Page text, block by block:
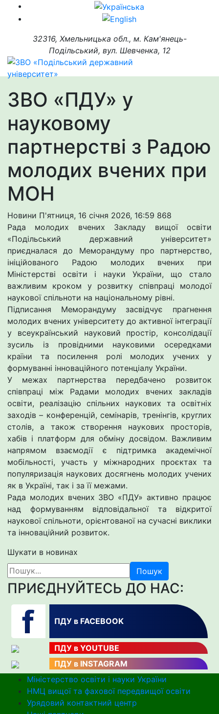
32316, Хмельницька обл., м. Кам'янець-
Подільський, вул. Шевченка, 12
ЗВО «ПДУ» у
науковому
партнерстві з Радою
молодих вчених при
МОН
Новини П'ятниця, 16 січня 2026, 16:59 868
Рада молодих вчених Закладу вищої освіти
«Подільський державний університет»
приєдналася до Меморандуму про партнерство,
ініційованого Радою молодих вчених при
Міністерстві освіти і науки України, що стало
важливим кроком у розвитку співпраці молодої
наукової спільноти на національному рівні.
Підписання Меморандуму засвідчує прагнення
молодих вчених університету до активної інтеграції
у всеукраїнський науковий простір, консолідації
зусиль із провідними науковими осередками
країни та посилення ролі молодих учених у
формуванні інноваційного потенціалу України.
У межах партнерства передбачено розвиток
співпраці між Радами молодих вчених закладів
освіти, реалізацію спільних наукових та освітніх
заходів – конференцій, семінарів, тренінгів, круглих
столів, а також створення наукових просторів,
хабів і платформ для обміну досвідом. Важливим
напрямом взаємодії є підтримка академічної
мобільності, участь у міжнародних проєктах та
популяризація наукових досягнень молодих учених
як в Україні, так і за її межами.
Рада молодих вчених ЗВО «ПДУ» активно працює
над формуванням відповідальної та відкритої
наукової спільноти, орієнтованої на сучасні виклики
та інноваційний розвиток.
Шукати в новинах
Пошук
ПРИЄДНУЙТЕСЬ ДО НАС:
ПДУ в FACEBOOK
ПДУ в YOUTUBE
ПДУ в INSTAGRAM
Міністерство освіти і науки України
НМЦ вищої та фахової передвищої освіти
Урядовий контактний центр